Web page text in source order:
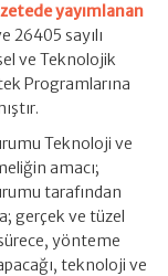
yayımlanan
26405 sayılı
ve Teknolojik
Programlarına
Teknoloji ve
amacı;
tarafından
gerçek ve tüzel
yönteme
teknoloji ve